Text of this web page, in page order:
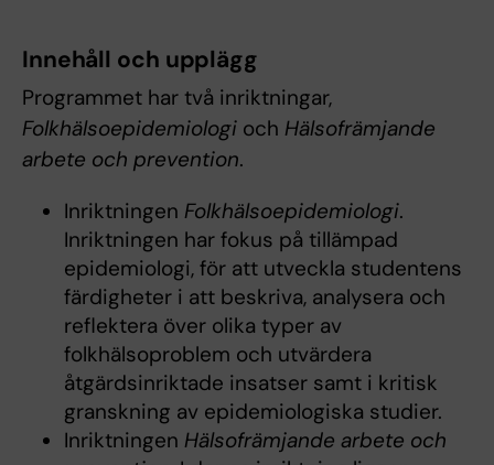
Innehåll och upplägg
Programmet har två inriktningar,
Folkhälsoepidemiologi och Hälsofrämjande
arbete och prevention.
Inriktningen Folkhälsoepidemiologi.
Inriktningen har fokus på tillämpad
epidemiologi, för att utveckla studentens
färdigheter i att beskriva, analysera och
reflektera över olika typer av
folkhälsoproblem och utvärdera
åtgärdsinriktade insatser samt i kritisk
granskning av epidemiologiska studier.
Inriktningen Hälsofrämjande arbete och